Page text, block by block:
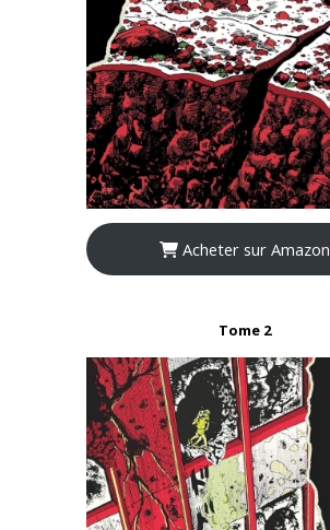
Acheter sur Amazon
Tome 2